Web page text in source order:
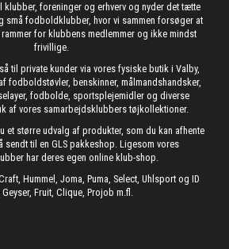
klubber, foreninger og erhverv og nyder det tætte
små fodboldklubber, hvor vi sammen forsøger at
for klubbens medlemmer og ikke mindst
frivillige.
til private kunder via vores fysiske butik i Valby,
fodboldstøvler, benskinner, målmandshandsker,
fodbolde, sportsplejemidler og diverse
af vores samarbejdsklubbers tøjkollektioner.
et større udvalg af produkter, som du kan afhente
sendt til en GLS pakkeshop. Ligesom vores
har deres egen online klub-shop.
Hummel, Joma, Puma, Select, Uhlsport og ID
Geyser, Fruit, Clique, Projob m.fl.